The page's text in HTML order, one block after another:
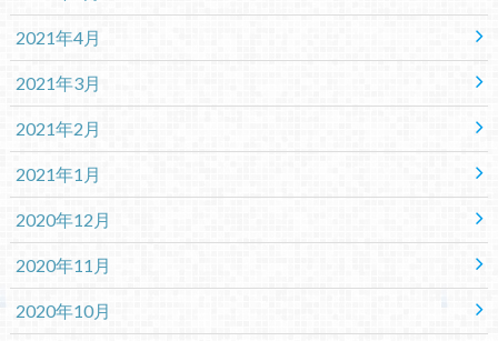
2021年4月
2021年3月
2021年2月
2021年1月
2020年12月
2020年11月
2020年10月